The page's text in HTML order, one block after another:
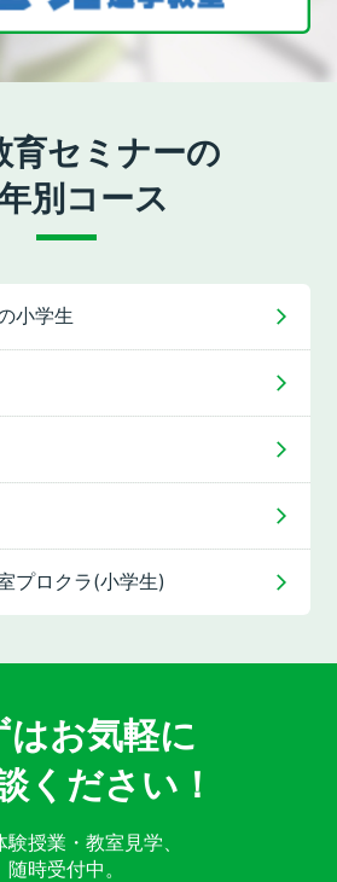
育セミナーの
別コース
小学生
プロクラ(小学生)
はお気軽に
ください！
験授業・教室見学、
随時受付中。